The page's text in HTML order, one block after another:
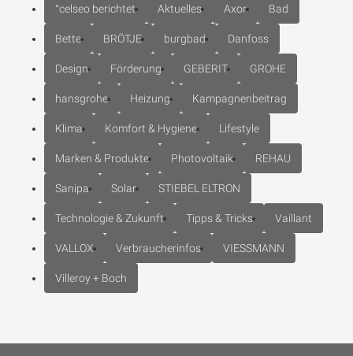
°celseo berichtet Aktuelles Axor Bad
Bette BRÖTJE burgbad Danfoss
Design Förderung GEBERIT GROHE
hansgrohe Heizung Kampagnenbeitrag
Klima Komfort & Hygiene Lifestyle
Marken & Produkte Photovoltaik REHAU
Sanipa Solar STIEBEL ELTRON
Technologie & Zukunft Tipps & Tricks Vaillant
VALLOX Verbraucherinfos VIESSMANN
Villeroy + Boch